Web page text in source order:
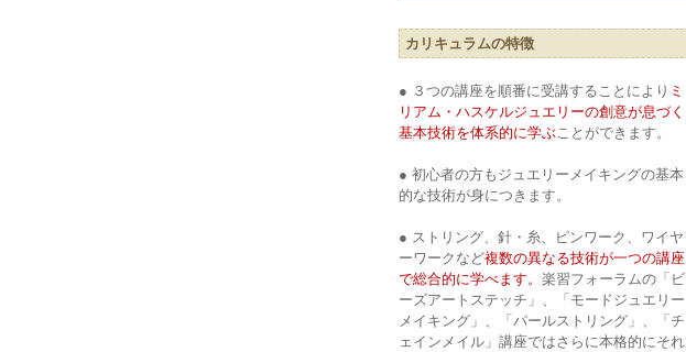
カリキュラムの特徴
● ３つの講座を順番に受講することにより ミ
リアム・ハスケルジュエリーの創意が息づく
基本技術を体系的に学ぶことができます。
● 初心者の方もジュエリーメイキングの基本
的な技術が身につきます。
● ストリング、針・糸、ピンワーク、ワイヤ
ーワークなど複数の異なる技術が一つの講座
で総合的に学べます。 楽習フォーラムの「ビ
ーズアートステッチ」、「モードジュエリー
メイキング」、「パールストリング」、「チ
ェインメイル」講座ではさらに本格的にそれ